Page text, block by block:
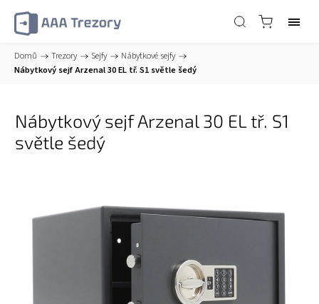
Domů / Trezory / Sejfy / Nábytkové sejfy /
Nábytkový sejf Arzenal 30 EL tř. S1 světle šedý
Nábytkový sejf Arzenal 30 EL tř. S1
světle šedý